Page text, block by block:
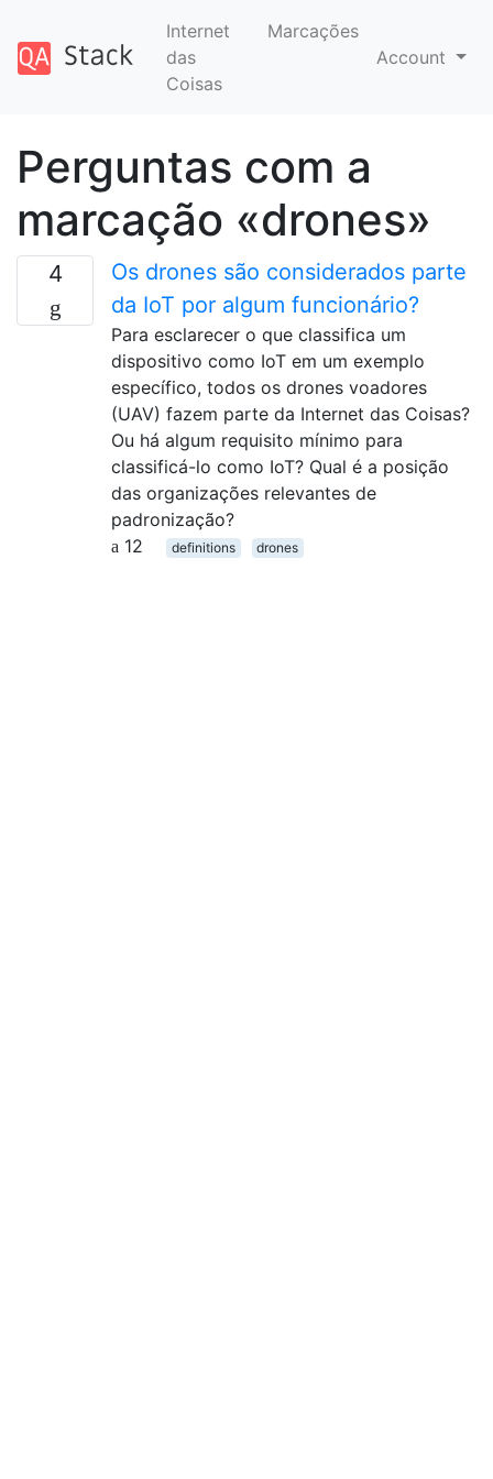
Internet
das
Coisas
Marcações
Account
Perguntas com a
marcação «drones»
4
Os drones são considerados parte
da IoT por algum funcionário?
Para esclarecer o que classifica um
dispositivo como IoT em um exemplo
específico, todos os drones voadores
(UAV) fazem parte da Internet das Coisas?
Ou há algum requisito mínimo para
classificá-lo como IoT? Qual é a posição
das organizações relevantes de
padronização?
12
definitions drones